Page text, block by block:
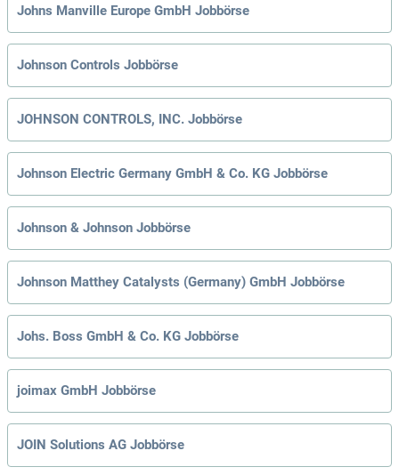
Johns Manville Europe GmbH Jobbörse
Johnson Controls Jobbörse
JOHNSON CONTROLS, INC. Jobbörse
Johnson Electric Germany GmbH & Co. KG Jobbörse
Johnson & Johnson Jobbörse
Johnson Matthey Catalysts (Germany) GmbH Jobbörse
Johs. Boss GmbH & Co. KG Jobbörse
joimax GmbH Jobbörse
JOIN Solutions AG Jobbörse